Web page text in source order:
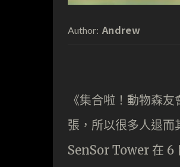
Author: Andrew
《集合啦！動物森
張，所以很多人退
SenSor Tower 在 6